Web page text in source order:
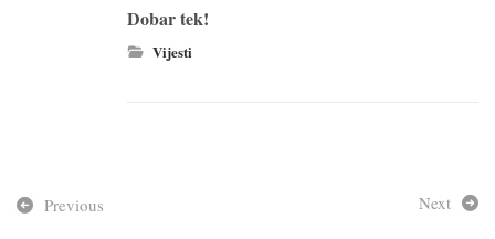
Dobar tek!
Vijesti
Previous Next